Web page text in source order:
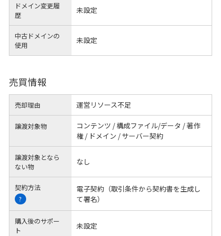
ドメイン変更履
歴
未設定
中古ドメインの
使用
未設定
売買情報
売却理由 運営リソース不足
譲渡対象物
コンテンツ / 構成ファイル/データ / 著作
権 / ドメイン / サーバー契約
譲渡対象となら
ない物
なし
契約方法
?
電子契約（取引条件から契約書を生成し
て署名）
購入後のサポー
ト
未設定